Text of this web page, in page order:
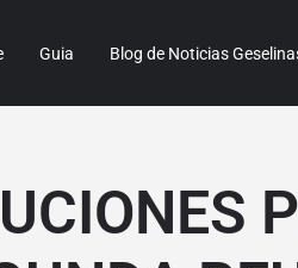
Guia Blog de Noticias